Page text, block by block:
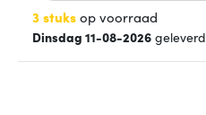
3 stuksop voorraad
Dinsdag 11-08-2026 geleverd